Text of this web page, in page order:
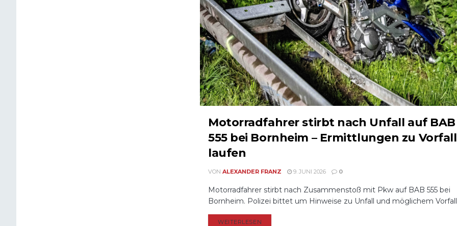
Motorradfahrer stirbt nach Unfall auf BAB
555 bei Bornheim – Ermittlungen zu Vorfall
laufen
VON ALEXANDER FRANZ 9. JUNI 2026 0
Motorradfahrer stirbt nach Zusammenstoß mit Pkw auf BAB 555 bei
Bornheim. Polizei bittet um Hinweise zu Unfall und möglichem Vorfall
WEITERLESEN